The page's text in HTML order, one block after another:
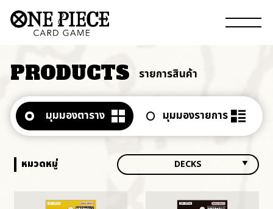
PRODUCTS รายการสินค้า
หมวดหมู่ DECKS
ALL
มุมมองตาราง มุมมองรายการ